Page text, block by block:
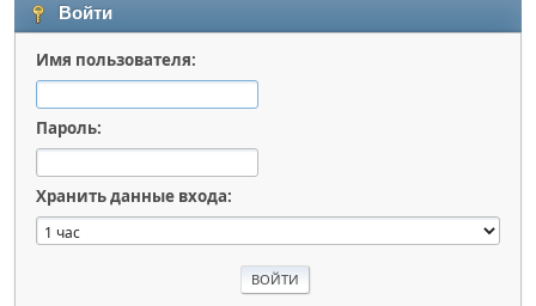
Войти
Имя пользователя:
Пароль:
Хранить данные входа: